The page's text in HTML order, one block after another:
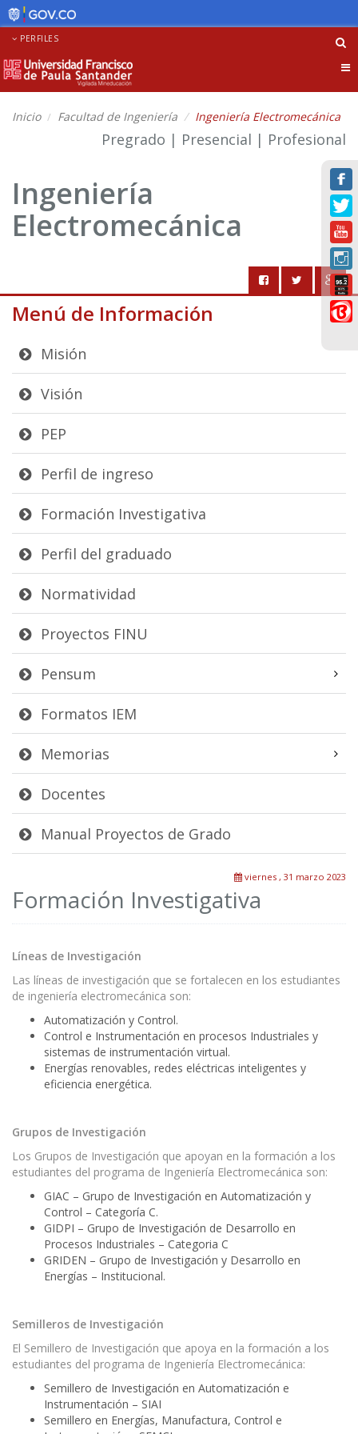
PERFILES
Inicio Facultad de Ingeniería Ingeniería Electromecánica
Pregrado | Presencial | Profesional
Ingeniería
Electromecánica
Menú de Información
Misión
Visión
PEP
Perfil de ingreso
Formación Investigativa
Perfil del graduado
Normatividad
Proyectos FINU
Pensum
Formatos IEM
Memorias
Docentes
Manual Proyectos de Grado
viernes , 31 marzo 2023
Formación Investigativa
Líneas de Investigación
Las líneas de investigación que se fortalecen en los estudiantes
de ingeniería electromecánica son:
Automatización y Control.
Control e Instrumentación en procesos Industriales y
sistemas de instrumentación virtual.
Energías renovables, redes eléctricas inteligentes y
eficiencia energética.
Grupos de Investigación
Los Grupos de Investigación que apoyan en la formación a los
estudiantes del programa de Ingeniería Electromecánica son:
GIAC – Grupo de Investigación en Automatización y
Control – Categoría C.
GIDPI – Grupo de Investigación de Desarrollo en
Procesos Industriales – Categoria C
GRIDEN – Grupo de Investigación y Desarrollo en
Energías – Institucional.
Semilleros de Investigación
El Semillero de Investigación que apoya en la formación a los
estudiantes del programa de Ingeniería Electromecánica:
Semillero de Investigación en Automatización e
Instrumentación – SIAI
Semillero en Energías, Manufactura, Control e